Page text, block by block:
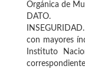
Orgánica de
DATO.
con mayores
Instituto